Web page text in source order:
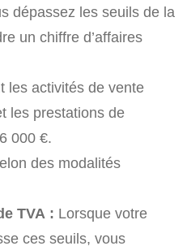
dépassez les seuils de la
un chiffre d’affaires
les activités de vente
les prestations de
000 €.
des modalités
TVA : Lorsque votre
ces seuils, vous